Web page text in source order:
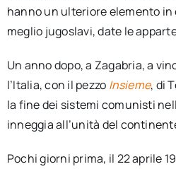
hanno un ulteriore elemento in
meglio jugoslavi, date le
Un anno dopo, a Zagabria, a
l’Italia, con il pezzo Insieme, di
la fine dei sistemi comunisti
inneggia all’unità del
Pochi giorni prima, il 22 aprile